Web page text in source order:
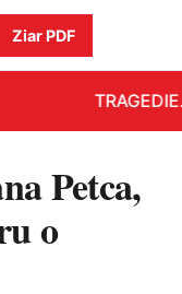
Ziar PDF
Petca,
o